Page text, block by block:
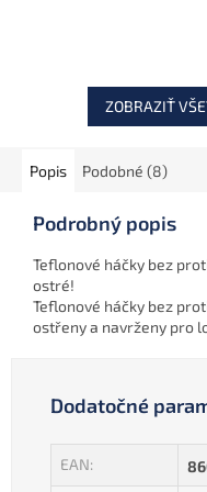
ZOBRAZIŤ
Popis Podobné (8)
Podrobný popis
Teflonové háčky bez
ostré!
Teflonové háčky bez
ostřeny a navrženy pro
Dodatočné
EAN: